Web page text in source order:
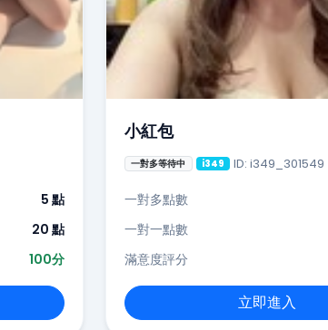
5 點
20 點
100分
小紅包
一對多等待中 i349 ID: i349_301549
一對多點數
一對一點數
滿意度評分
立即進入